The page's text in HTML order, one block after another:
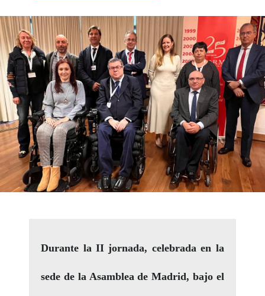
Durante la II jornada, celebrada en la
sede de la Asamblea de Madrid, bajo el